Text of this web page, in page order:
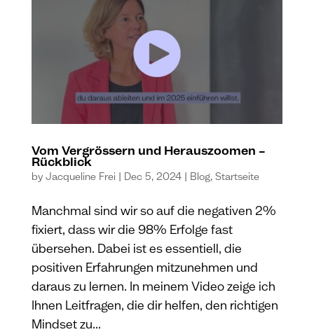
Vom Vergrössern und Herauszoomen –
Rückblick
by Jacqueline Frei | Dec 5, 2024| Blog, Startseite
Manchmal sind wir so auf die negativen 2%
fixiert, dass wir die 98% Erfolge fast
übersehen. Dabei ist es essentiell, die
positiven Erfahrungen mitzunehmen und
daraus zu lernen. In meinem Video zeige ich
Ihnen Leitfragen, die dir helfen, den richtigen
Mindset zu...